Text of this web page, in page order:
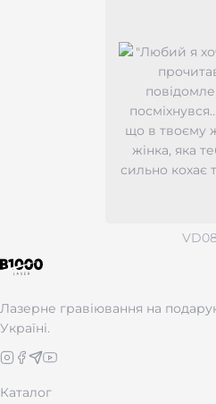
VD08
Лазерне гравіювання на
Україні.
Каталог